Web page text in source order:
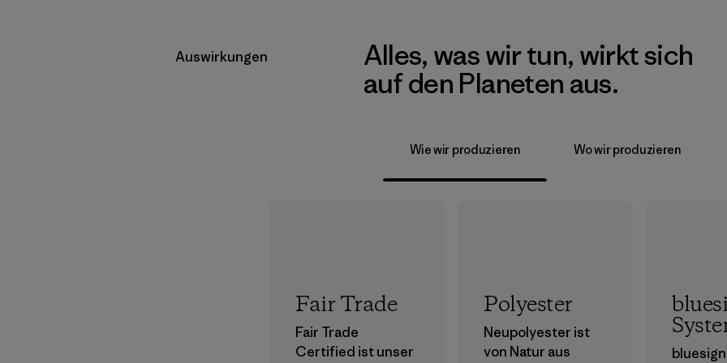
Auswirkungen
Alles, was wir tun, wirkt sich
auf den Planeten aus.
Wie wir produzieren Wo wir produzieren
Fair Trade
Fair Trade
Certified ist unser
Polyester
Neupolyester ist
von Natur aus